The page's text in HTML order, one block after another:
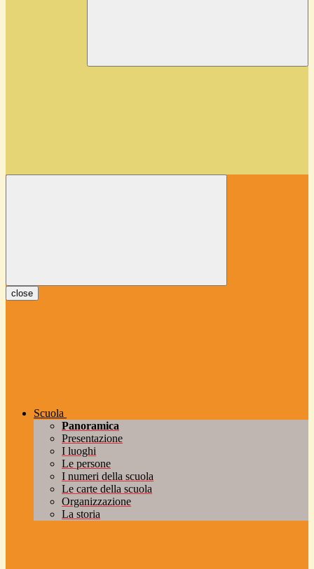
close
Scuola
Panoramica
Presentazione
I luoghi
Le persone
I numeri della scuola
Le carte della scuola
Organizzazione
La storia